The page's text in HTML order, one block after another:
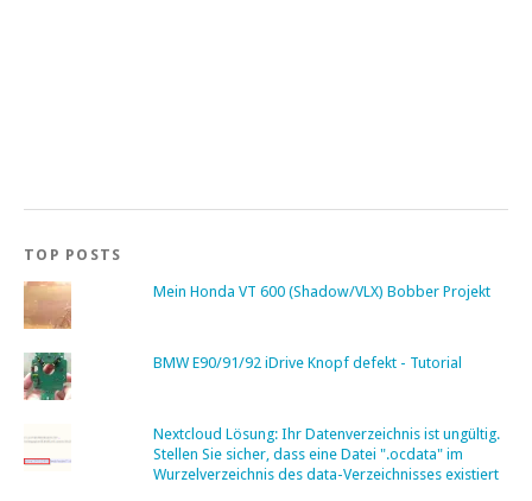
TOP POSTS
Mein Honda VT 600 (Shadow/VLX) Bobber Projekt
BMW E90/91/92 iDrive Knopf defekt - Tutorial
Nextcloud Lösung: Ihr Datenverzeichnis ist ungültig.
Stellen Sie sicher, dass eine Datei ".ocdata" im
Wurzelverzeichnis des data-Verzeichnisses existiert